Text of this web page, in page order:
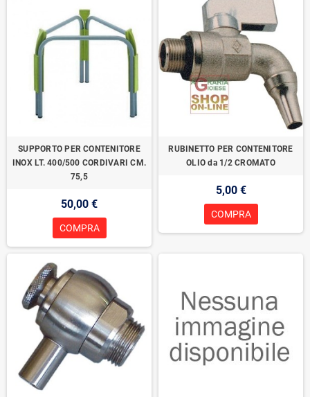
SUPPORTO PER CONTENITORE
INOX LT. 400/500 CORDIVARI CM.
75,5
50,00 €
COMPRA
RUBINETTO PER CONTENITORE
OLIO da 1/2 CROMATO
5,00 €
COMPRA